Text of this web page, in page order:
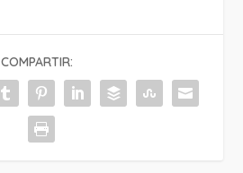
COMPARTIR: